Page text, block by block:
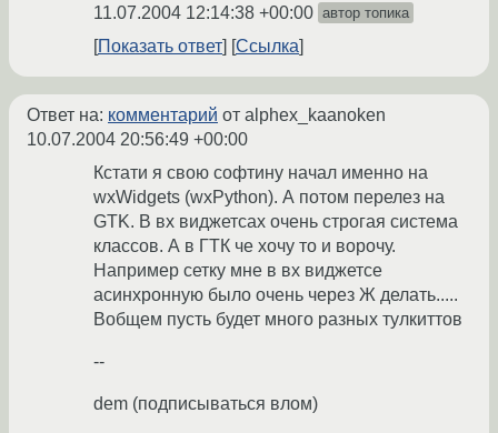
11.07.2004 12:14:38 +00:00 автор топика
Показать ответ Ссылка
Ответ на: комментарий от alphex_kaanoken
10.07.2004 20:56:49 +00:00
Кстати я свою софтину начал именно на
wxWidgets (wxPython). А потом перелез на
GTK. В вх виджетсах очень строгая система
классов. А в ГТК че хочу то и ворочу.
Например сетку мне в вх виджетсе
асинхронную было очень через Ж делать.....
Вобщем пусть будет много разных тулкиттов
--
dem (подписываться влом)